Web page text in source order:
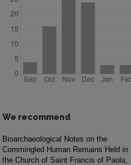
We recommend
Bioarchaeological Notes on the
Commingled Human Remains Held in
the Church of Saint Francis of Paola,